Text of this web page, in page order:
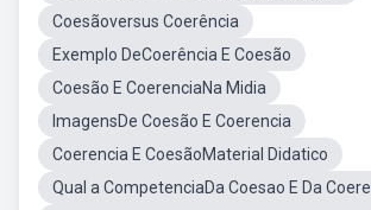
Coesãoversus Coerência
Exemplo DeCoerência E Coesão
Coesão E CoerenciaNa Midia
ImagensDe Coesão E Coerencia
Coerencia E CoesãoMaterial Didatico
Qual a CompetenciaDa Coesao E Da